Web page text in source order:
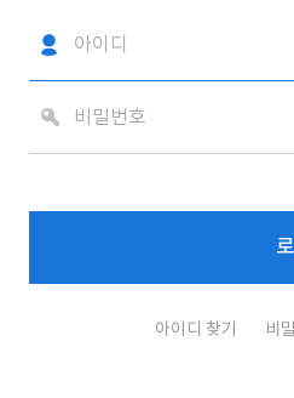
아이디 찾기 비